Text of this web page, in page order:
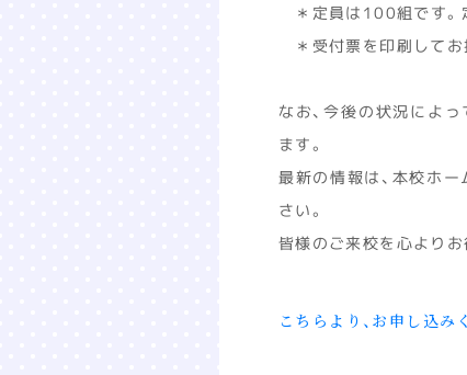
＊定員は100組です。
＊受付票を印刷してお
なお、今後の状況によ
ます。
最新の情報は、本校ホ
さい。
皆様のご来校を心よりお
こちらより、お申し込み